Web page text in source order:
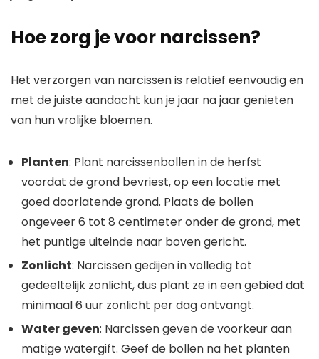
Hoe zorg je voor narcissen?
Het verzorgen van narcissen is relatief eenvoudig en
met de juiste aandacht kun je jaar na jaar genieten
van hun vrolijke bloemen.
Planten: Plant narcissenbollen in de herfst
voordat de grond bevriest, op een locatie met
goed doorlatende grond. Plaats de bollen
ongeveer 6 tot 8 centimeter onder de grond, met
het puntige uiteinde naar boven gericht.
Zonlicht: Narcissen gedijen in volledig tot
gedeeltelijk zonlicht, dus plant ze in een gebied dat
minimaal 6 uur zonlicht per dag ontvangt.
Water geven: Narcissen geven de voorkeur aan
matige watergift. Geef de bollen na het planten